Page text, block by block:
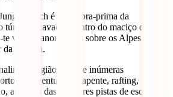
é uma obra-prima da
túneis escavados dentro do maciço do
vistas panorâmicas sobre os Alpes e o
da Europa.
a região oferece inúmeras
de aventura: parapente, rafting,
algumas das melhores pistas de esqui do